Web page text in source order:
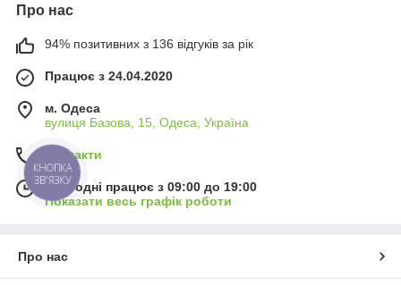
Про нас
94% позитивних з 136 відгуків за рік
Працює з 24.04.2020
м. Одеса
вулиця Базова, 15, Одеса, Україна
Контакти
Сьогодні працює з 09:00 до 19:00
Показати весь графік роботи
Про нас
КНОПКА
ЗВ'ЯЗКУ